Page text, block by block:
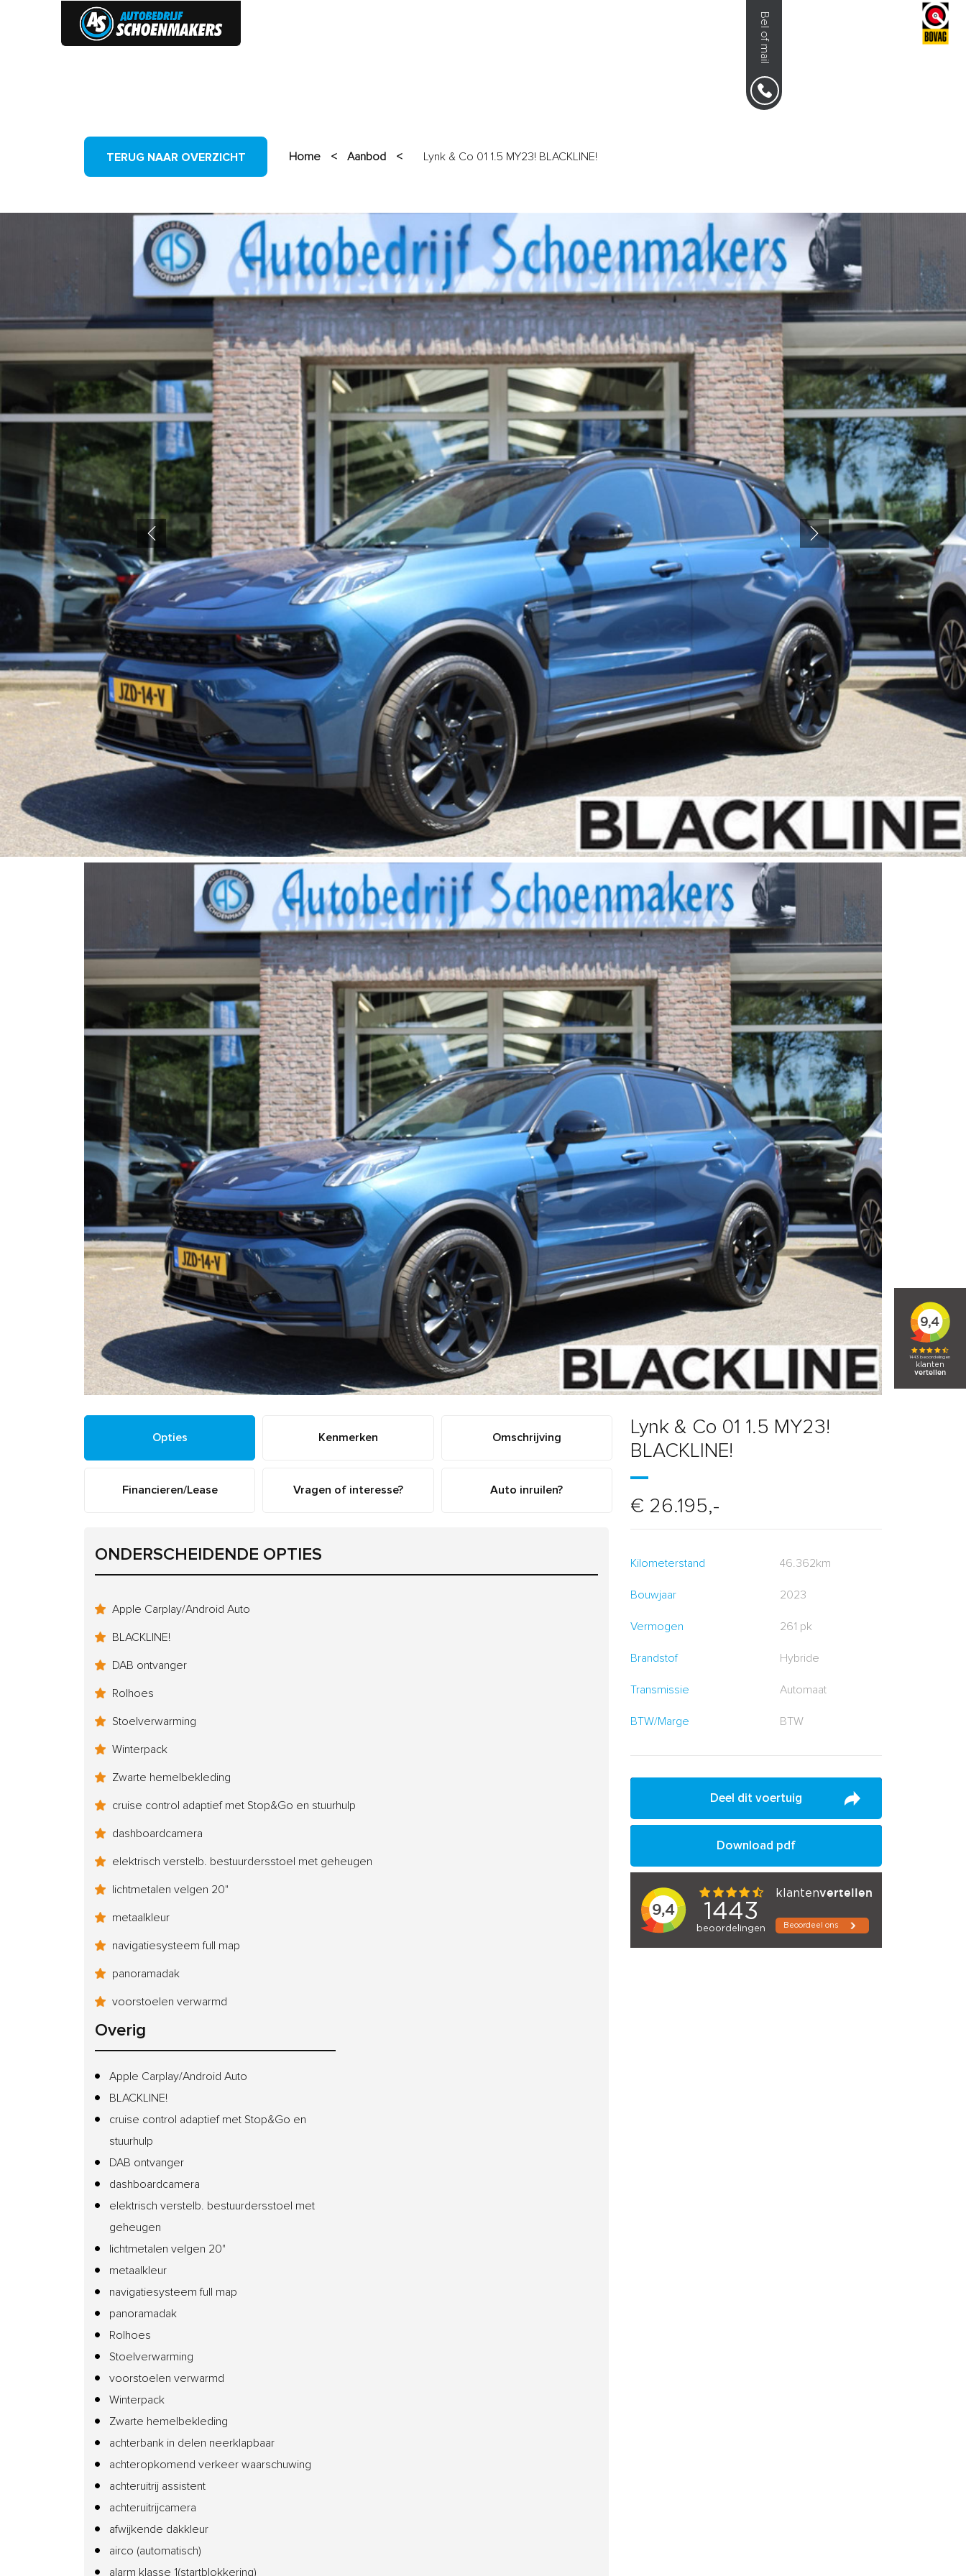
Bel of mail
TERUG NAAR OVERZICHT Home < Aanbod < Lynk & Co 01 1.5 MY23! BLACKLINE!
Opties Kenmerken Omschrijving
Financieren/Lease Vragen of interesse? Auto inruilen?
ONDERSCHEIDENDE OPTIES
Apple Carplay/Android Auto
BLACKLINE!
DAB ontvanger
Rolhoes
Stoelverwarming
Winterpack
Zwarte hemelbekleding
cruise control adaptief met Stop&Go en stuurhulp
dashboardcamera
elektrisch verstelb. bestuurdersstoel met geheugen
lichtmetalen velgen 20"
metaalkleur
navigatiesysteem full map
panoramadak
voorstoelen verwarmd
Overig
Apple Carplay/Android Auto
BLACKLINE!
cruise control adaptief met Stop&Go en
stuurhulp
DAB ontvanger
dashboardcamera
elektrisch verstelb. bestuurdersstoel met
geheugen
lichtmetalen velgen 20"
metaalkleur
navigatiesysteem full map
panoramadak
Rolhoes
Stoelverwarming
voorstoelen verwarmd
Winterpack
Zwarte hemelbekleding
achterbank in delen neerklapbaar
achteropkomend verkeer waarschuwing
achteruitrij assistent
achteruitrijcamera
afwijkende dakkleur
airco (automatisch)
alarm klasse 1(startblokkering)
Lynk & Co 01 1.5 MY23!
BLACKLINE!
€ 26.195,-
Kilometerstand 46.362km
Bouwjaar 2023
Vermogen 261 pk
Brandstof Hybride
Transmissie Automaat
BTW/Marge BTW
Deel dit voertuig
Download pdf